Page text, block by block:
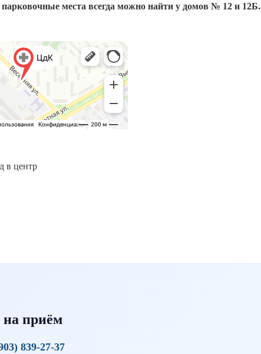
места всегда можно найти у домов № 12 и 12Б.
на приём
839-27-37